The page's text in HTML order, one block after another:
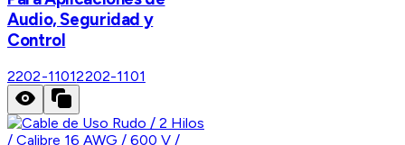
Audio, Seguridad y
Control
2202-11012202-1101